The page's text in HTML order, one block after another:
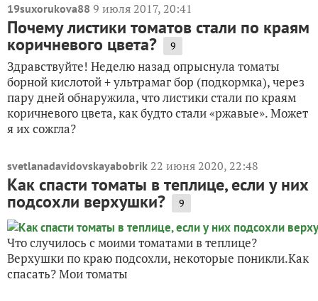
19suxorukova88 9 июля 2017, 20:41
Почему листики томатов стали по краям
коричневого цвета? 9
Здравствуйте! Неделю назад опрыснула томаты
борной кислотой + ультрамаг бор (подкормка), через
пару дней обнаружила, что листики стали по краям
коричневого цвета, как будто стали «ржавые». Может
я их сожгла?
svetlanadavidovskayabobrik 22 июня 2020, 22:48
Как спасти томаты в теплице, если у них
подсохли верхушки? 9
Что случилось с моими томатами в теплице?
Верхушки по краю подсохли, некоторые поникли.Как
спасать? Мои томаты